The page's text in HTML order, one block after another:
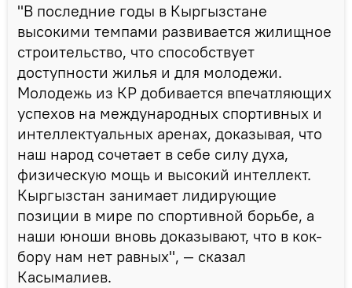
"В последние годы в Кыргызстане
высокими темпами развивается жилищное
строительство, что способствует
доступности жилья и для молодежи.
Молодежь из КР добивается впечатляющих
успехов на международных спортивных и
интеллектуальных аренах, доказывая, что
наш народ сочетает в себе силу духа,
физическую мощь и высокий интеллект.
Кыргызстан занимает лидирующие
позиции в мире по спортивной борьбе, а
наши юноши вновь доказывают, что в кок-
бору нам нет равных", — сказал
Касымалиев.